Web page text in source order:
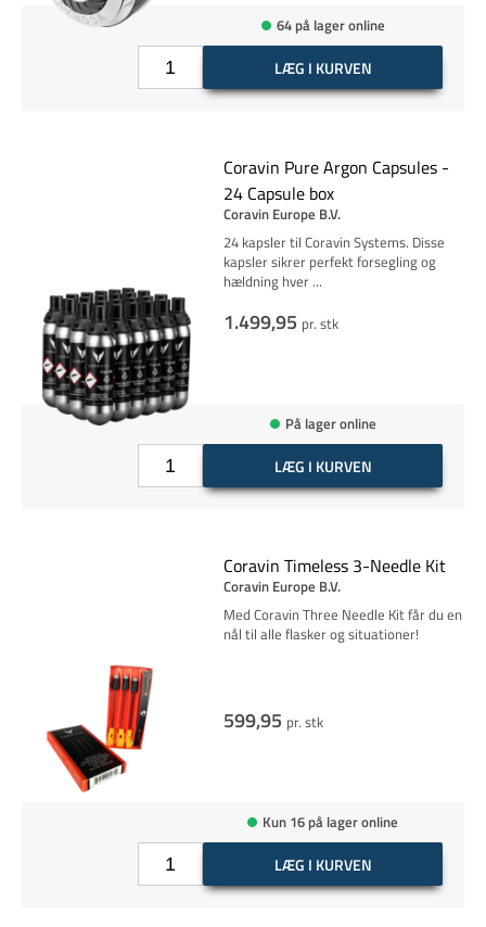
64 på lager online
LÆG I KURVEN
Coravin Pure Argon Capsules -
24 Capsule box
Coravin Europe B.V.
24 kapsler til Coravin Systems. Disse
kapsler sikrer perfekt forsegling og
hældning hver ...
1.499,95 pr. stk
På lager online
LÆG I KURVEN
Coravin Timeless 3-Needle Kit
Coravin Europe B.V.
Med Coravin Three Needle Kit får du en
nål til alle flasker og situationer!
599,95 pr. stk
Kun 16 på lager online
LÆG I KURVEN